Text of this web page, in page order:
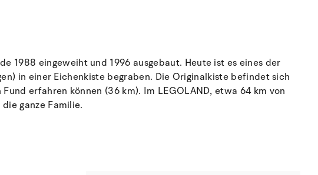
1988 eingeweiht und 1996 ausgebaut. Heute ist es eines der
in einer Eichenkiste begraben. Die Originalkiste befindet sich
erfahren können (36 km). Im LEGOLAND, etwa 64 km von
ganze Familie.